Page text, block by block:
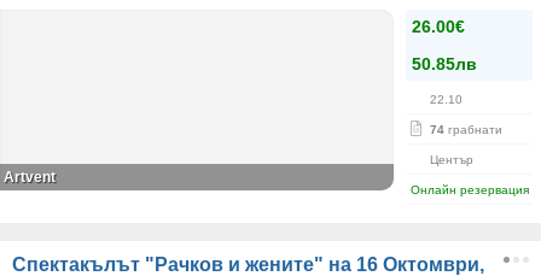
26.00€
50.85лв
22.10
74 грабнати
Център
Онлайн резервация
Artvent
Спектакълът "Рачков и жените" на 16 Октомври,